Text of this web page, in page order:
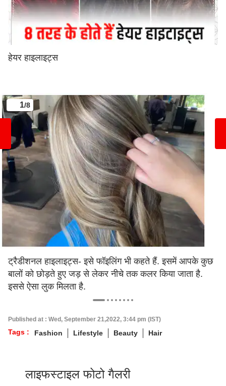
हेयर हाइलाइट्स
1/8
ट्रैडीशनल हाइलाइट्स- इसे फॉइलिंग भी कहते हैं. इसमें आपके कुछ
बालों को छोड़ते हुए जड़ से लेकर नीचे तक कलर किया जाता है.
इससे ऐसा लुक मिलता है.
Published at : Wed, September 21,2022, 3:44 pm (IST)
Tags : Fashion Lifestyle Beauty Hair
लाइफस्टाइल फोटो गैलरी